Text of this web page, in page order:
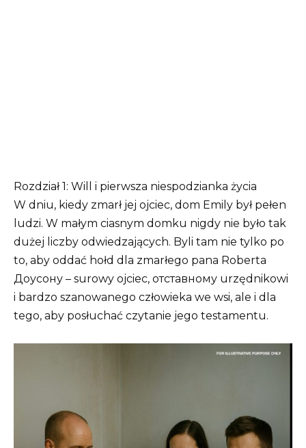
Rozdział 1: Will i pierwsza niespodzianka życia
W dniu, kiedy zmarł jej ojciec, dom Emily był pełen
ludzi. W małym ciasnym domku nigdy nie było tak
dużej liczby odwiedzających. Byli tam nie tylko po
to, aby oddać hołd dla zmarłego pana Roberta
Доусону – surowy ojciec, отставному urzędnikowi
i bardzo szanowanego człowieka we wsi, ale i dla
tego, aby posłuchać czytanie jego testamentu.